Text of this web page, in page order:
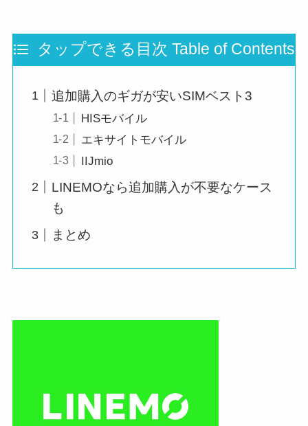
タップできる目次 Table of Contents
追加購入のギガが安いSIMベスト3
HISモバイル
エキサイトモバイル
IIJmio
LINEMOなら追加購入が不要なケース
も
まとめ